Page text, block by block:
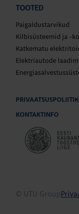
TOOTED
Paigaldustarvikud
Kilbisüsteemid ja -
Katkematu
Elektriautode
KONTAKTINFO
© UTU Group